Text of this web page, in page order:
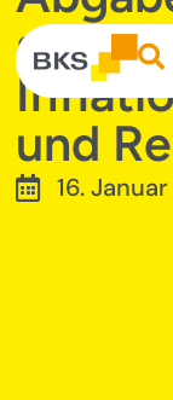
setz
und
16.